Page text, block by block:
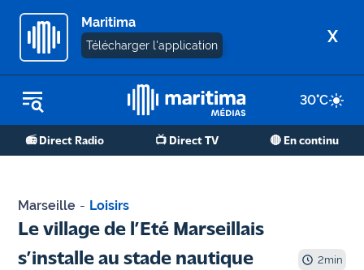
Maritima
Télécharger l'application X
30°C
📻 Direct Radio 📺 Direct TV 🔴 En continu
REPLAY RADIO
REPLAY TV
Martigues
de Berre
Marseille - Loisirs
Le village de l’Eté Marseillais
s’installe au stade nautique
2min